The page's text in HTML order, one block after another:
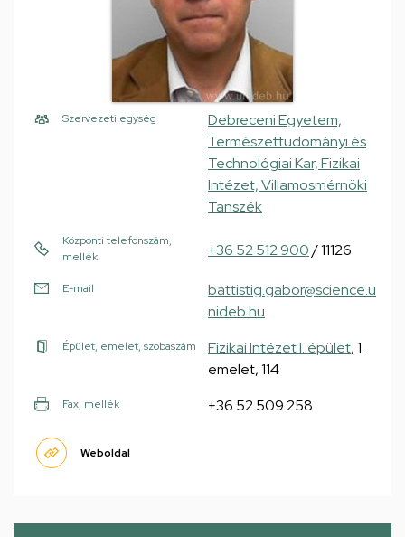
Szervezeti egység
Debreceni Egyetem,
Természettudományi és
Technológiai Kar, Fizikai
Intézet, Villamosmérnöki
Tanszék
Központi telefonszám,
mellék
+36 52 512 900/ 11126
E-mail
battistig.gabor@science.u
nideb.hu
Épület, emelet, szobaszám Fizikai Intézet I. épület, 1.
emelet, 114
Fax, mellék +36 52 509 258
Weboldal